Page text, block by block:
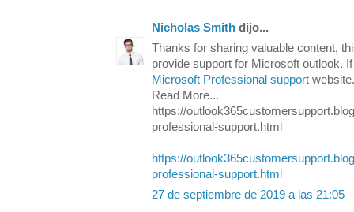
Nicholas Smith dijo...
Thanks for sharing valuable content,
provide support for Microsoft outlook.
Microsoft Professional support website.
Read More...
https://
professional-support.html
https://
professional-support.html
27 de septiembre de 2019 a las 21:05